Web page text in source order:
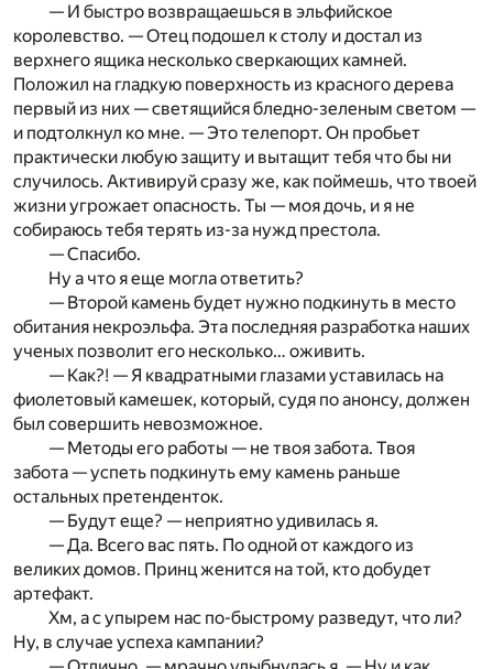
— И быстро возвращаешься в эльфийское
королевство. — Отец подошел к столу и достал из
верхнего ящика несколько сверкающих камней.
Положил на гладкую поверхность из красного дерева
первый из них — светящийся бледно-зеленым светом —
и подтолкнул ко мне. — Это телепорт. Он пробьет
практически любую защиту и вытащит тебя что бы ни
случилось. Активируй сразу же, как поймешь, что твоей
жизни угрожает опасность. Ты — моя дочь, и я не
собираюсь тебя терять из-за нужд престола.
— Спасибо.
Ну а что я еще могла ответить?
— Второй камень будет нужно подкинуть в место
обитания некроэльфа. Эта последняя разработка наших
ученых позволит его несколько… оживить.
— Как?! — Я квадратными глазами уставилась на
фиолетовый камешек, который, судя по анонсу, должен
был совершить невозможное.
— Методы его работы — не твоя забота. Твоя
забота — успеть подкинуть ему камень раньше
остальных претенденток.
— Будут еще? — неприятно удивилась я.
— Да. Всего вас пять. По одной от каждого из
великих домов. Принц женится на той, кто добудет
артефакт.
Хм, а с упырем нас по-быстрому разведут, что ли?
Ну, в случае успеха кампании?